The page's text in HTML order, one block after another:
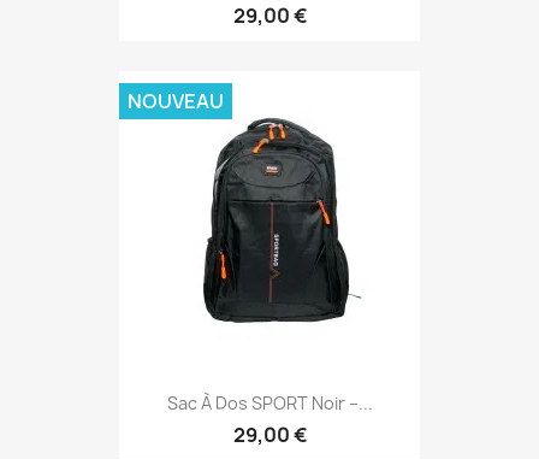
29,00 €
Sac À Dos SPORT Noir –...
29,00 €
NOUVEAU